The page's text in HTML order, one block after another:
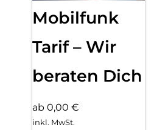
Mobilfunk
Tarif – Wir
beraten Dich
ab 0,00 €
inkl. MwSt.